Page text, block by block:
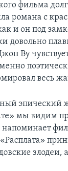
фильма
романа с
и он под
довольно
Ву
весь
мы видим
напоминает